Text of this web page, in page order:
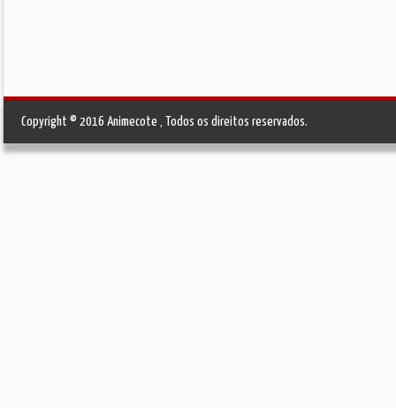
Copyright © 2016 Animecote , Todos os direitos reservados.